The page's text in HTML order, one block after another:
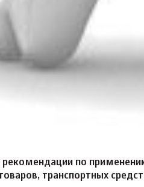
рекомендации по
транспортных